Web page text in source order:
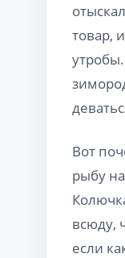
товар,
Вот
рыбу
всюду,
если